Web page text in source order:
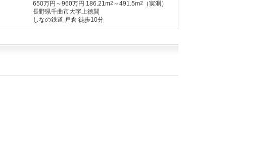
650万円～960万円 186.21m2 ～491.5m2
（実測）
長野県千曲市大字上徳間
しなの鉄道 戸倉 徒歩10分